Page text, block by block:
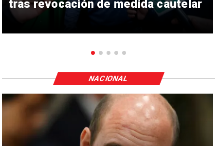
tras revocación de medida cautelar
NACIONAL